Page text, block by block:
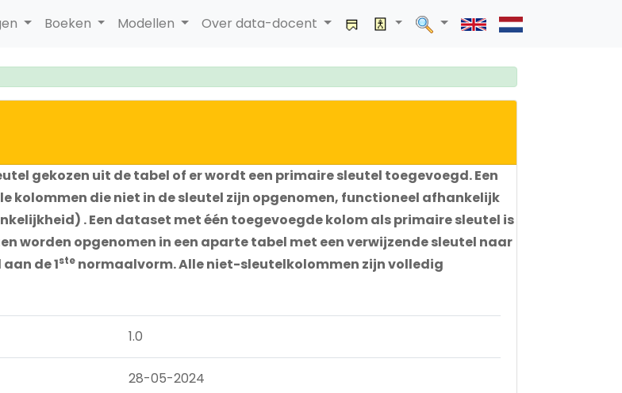
Boeken Modellen Over data-docent
gekozen uit de tabel of er wordt een primaire sleutel toegevoegd. Een
kolommen die niet in de sleutel zijn opgenomen, functioneel afhankelijk
. Een dataset met één toegevoegde kolom als primaire sleutel is
worden opgenomen in een aparte tabel met een verwijzende sleutel naar
de 1ste normaalvorm. Alle niet-sleutelkolommen zijn volledig
1.0
28-05-2024